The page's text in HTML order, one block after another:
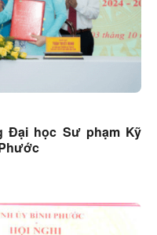
Đại học Sư phạm Kỹ